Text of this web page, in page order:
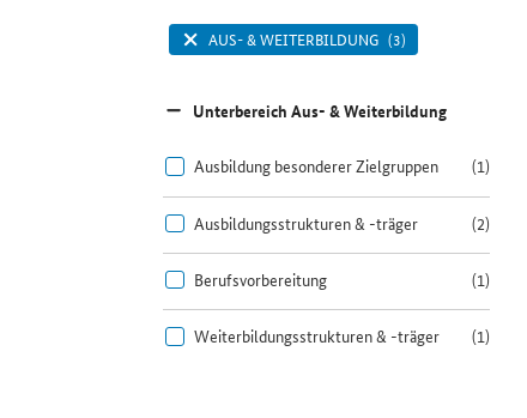
AUS- & WEITERBILDUNG (3)
Unterbereich Aus- & Weiterbildung
Ausbildung besonderer Zielgruppen (1)
Ausbildungsstrukturen & -träger (2)
Berufsvorbereitung (1)
Weiterbildungsstrukturen & -träger (1)